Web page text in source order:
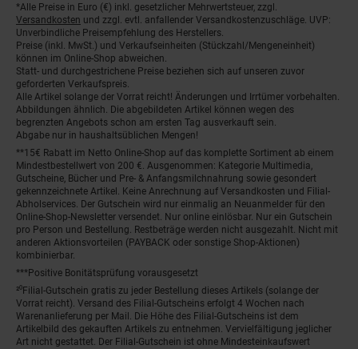
Fußnoten
*Alle Preise in Euro (€) inkl. gesetzlicher Mehrwertsteuer, zzgl.
Versandkosten und zzgl. evtl. anfallender Versandkostenzuschläge. UVP:
Unverbindliche Preisempfehlung des Herstellers.
Preise (inkl. MwSt.) und Verkaufseinheiten (Stückzahl/Mengeneinheit)
können im Online-Shop abweichen.
Statt- und durchgestrichene Preise beziehen sich auf unseren zuvor
geforderten Verkaufspreis.
Alle Artikel solange der Vorrat reicht! Änderungen und Irrtümer vorbehalten.
Abbildungen ähnlich. Die abgebildeten Artikel können wegen des
begrenzten Angebots schon am ersten Tag ausverkauft sein.
Abgabe nur in haushaltsüblichen Mengen!
**15€ Rabatt im Netto Online-Shop auf das komplette Sortiment ab einem
Mindestbestellwert von 200 €. Ausgenommen: Kategorie Multimedia,
Gutscheine, Bücher und Pre- & Anfangsmilchnahrung sowie gesondert
gekennzeichnete Artikel. Keine Anrechnung auf Versandkosten und Filial-
Abholservices. Der Gutschein wird nur einmalig an Neuanmelder für den
Online-Shop-Newsletter versendet. Nur online einlösbar. Nur ein Gutschein
pro Person und Bestellung. Restbeträge werden nicht ausgezahlt. Nicht mit
anderen Aktionsvorteilen (PAYBACK oder sonstige Shop-Aktionen)
kombinierbar.
***Positive Bonitätsprüfung vorausgesetzt
²⁰Filial-Gutschein gratis zu jeder Bestellung dieses Artikels (solange der
Vorrat reicht). Versand des Filial-Gutscheins erfolgt 4 Wochen nach
Warenanlieferung per Mail. Die Höhe des Filial-Gutscheins ist dem
Artikelbild des gekauften Artikels zu entnehmen. Vervielfältigung jeglicher
Art nicht gestattet. Der Filial-Gutschein ist ohne Mindesteinkaufswert